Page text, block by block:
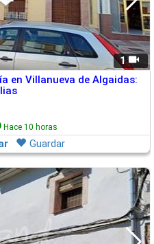
1
en Villanueva de Algaidas:
Hace 10 horas
Guardar